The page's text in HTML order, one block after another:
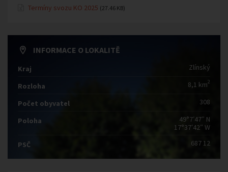
Termíny svozu KO 2025 (27.46 KB)
INFORMACE O LOKALITĚ
Kraj Zlínský
Rozloha 8,1 km2
Počet obyvatel 308
Poloha
49°7′47″ N
17°37′42″ W
PSČ
687 12